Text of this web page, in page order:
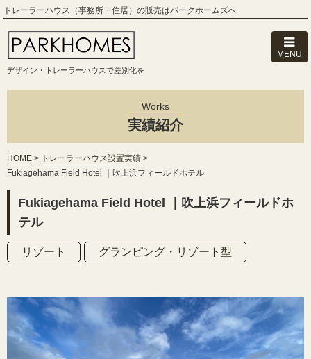
トレーラーハウス（事務所・住居）の販売はパークホームズへ
デザイン・トレーラーハウスで差別化を
MENU
Works
実績紹介
HOME > トレーラーハウス設置実績 >
Fukiagehama Field Hotel ｜吹上浜フィールドホテル
Fukiagehama Field Hotel ｜吹上浜フィールドホ
テル
リゾート グランピング・リゾート型